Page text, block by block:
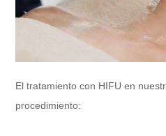
El tratamiento con HIFU en
procedimiento: